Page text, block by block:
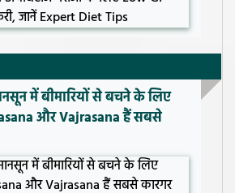
में बीमारियों से बचने के लिए
और Vajrasana हैं सबसे